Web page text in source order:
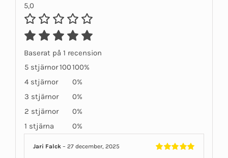
5,0
Baserat på 1 recension
5 stjärnor100100%
4 stjärnor
0%
3 stjärnor
0%
2 stjärnor
0%
1 stjärna
0%
Jari Falck– 27 december, 2025